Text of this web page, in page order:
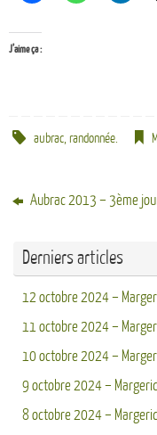
J’aime ça :
aubrac,randonnée.
Aubrac 2013 – 3ème
Derniers articles
12 octobre 2024 –
11 octobre 2024 –
10 octobre 2024 –
9 octobre 2024 –
8 octobre 2024 –